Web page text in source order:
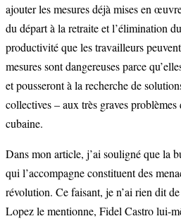
ajouter les mesures déjà mises en
du départ à la retraite et l’élimination
productivité que les travailleurs
mesures sont dangereuses parce
et pousseront à la recherche de
collectives – aux très graves
cubaine.
Dans mon article, j’ai souligné que la
qui l’accompagne constituent des
révolution. Ce faisant, je n’ai rien dit
Lopez le mentionne, Fidel Castro lui-